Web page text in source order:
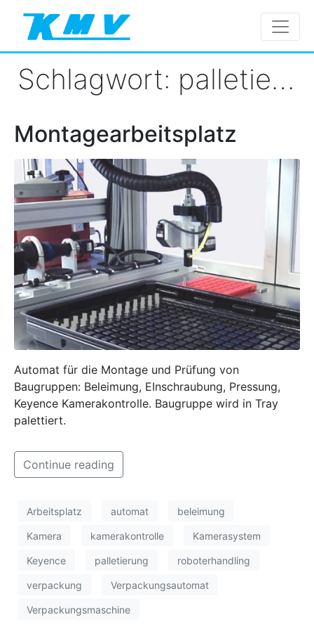
Schlagwort: palletierung
Montagearbeitsplatz
Automat für die Montage und Prüfung von
Baugruppen: Beleimung, EInschraubung, Pressung,
Keyence Kamerakontrolle. Baugruppe wird in Tray
palettiert.
Continue reading
Arbeitsplatz automat beleimung
Kamera kamerakontrolle Kamerasystem
Keyence palletierung roboterhandling
verpackung Verpackungsautomat
Verpackungsmaschine